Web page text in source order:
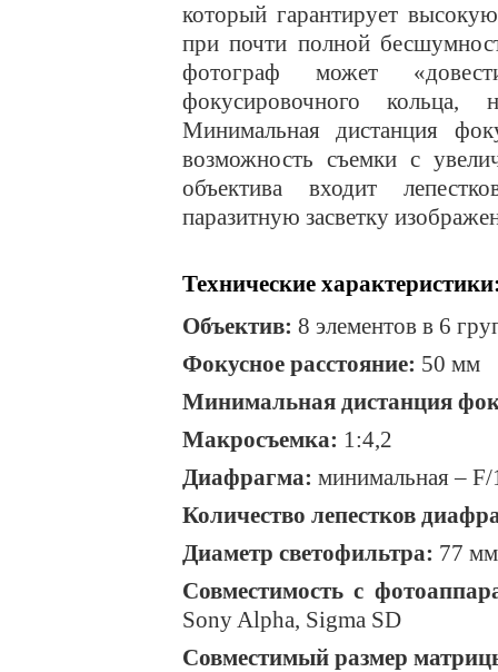
который гарантирует
при почти полной
фотограф может
фокусировочного
Минимальная дистанция
возможность съемки с
объектива входит
паразитную засветку
Технические
Объектив: 8 элементов в 6
Фокусное расстояние: 50 мм
Минимальная дистанция
Макросъемка: 1:4,2
Диафрагма: минимальная – F/
Количество лепестков
Диаметр светофильтра: 77 мм
Совместимость с
SonyAlpha, Sigma SD
Совместимый размер